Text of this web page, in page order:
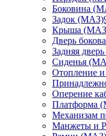
Боковина
Задок (МАЗ)
Крыша
Дверь
Задняя
Сиденья
Отопление
Оперение
Платформа
Механизам
Манжеты и